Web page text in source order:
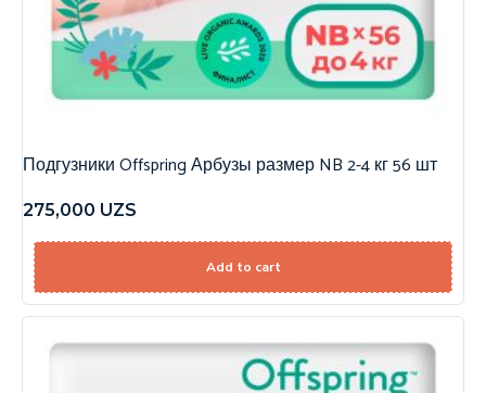
Подгузники Offspring Арбузы размер NB 2-4 кг 56 шт
275,000 UZS
Add to cart